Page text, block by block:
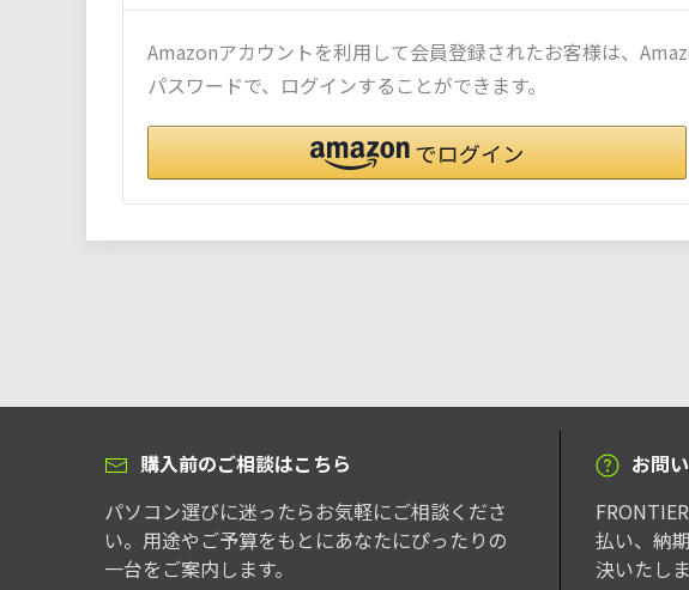
Amazonアカウントを利用して会員登録されたお客様は、
パスワードで、ログインすることができます。
購入前のご相談はこちら
パソコン選びに迷ったらお気軽にご相談くださ
い。用途やご予算をもとにあなたにぴったりの
一台をご案内します。
お問
払い、納
決いたしま